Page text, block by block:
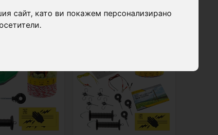
сайт, като ви покажем персонализирано
15 продукти